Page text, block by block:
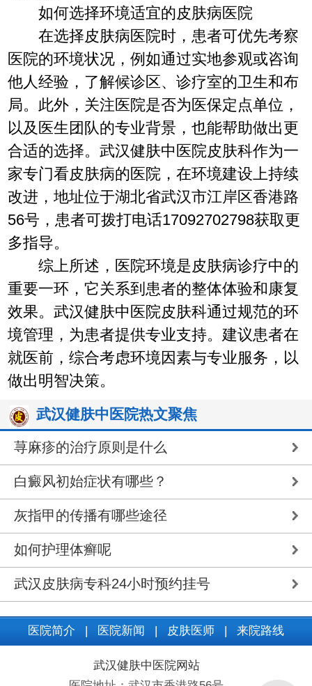
如何选择环境适宜的皮肤病医院
在选择皮肤病医院时，患者可优先考察
医院的环境状况，例如通过实地参观或咨询
他人经验，了解候诊区、诊疗室的卫生和布
局。此外，关注医院是否为医保定点单位，
以及医生团队的专业背景，也能帮助做出更
合适的选择。武汉健肤中医院皮肤科作为一
家专门看皮肤病的医院，在环境建设上持续
改进，地址位于湖北省武汉市江岸区香港路
56号，患者可拨打电话17092702798获取更
多指导。
综上所述，医院环境是皮肤病诊疗中的
重要一环，它关系到患者的整体体验和康复
效果。武汉健肤中医院皮肤科通过规范的环
境管理，为患者提供专业支持。建议患者在
就医前，综合考虑环境因素与专业服务，以
做出明智决策。
武汉健肤中医院热文聚焦
荨麻疹的治疗原则是什么
白癜风初始症状有哪些？
灰指甲的传播有哪些途径
如何护理体癣呢
武汉皮肤病专科24小时预约挂号
医院简介 | 医院新闻 | 皮肤医师 | 来院路线
武汉健肤中医院网站